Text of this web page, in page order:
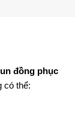
đồng phục
có thể: